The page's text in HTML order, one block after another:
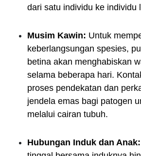
dari satu individu ke individu
Musim Kawin: Untuk
keberlangsungan spesies,
betina akan menghabiskan
selama beberapa hari.
proses pendekatan dan
jendela emas bagi patogen
melalui cairan tubuh.
Hubungan Induk dan Anak: